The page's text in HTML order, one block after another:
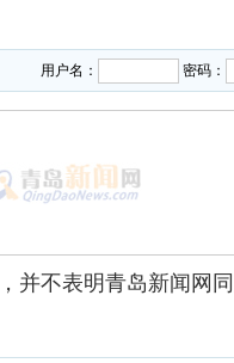
用户名： 密码：
并不表明青岛新闻网